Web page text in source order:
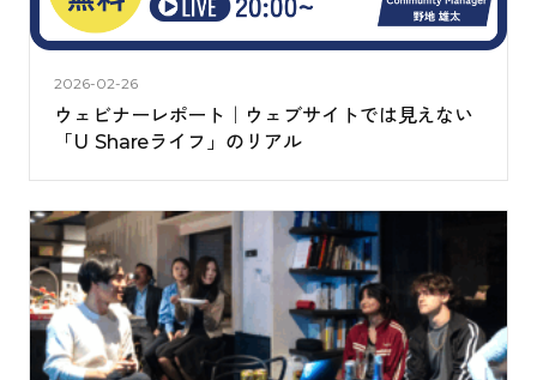
2026-02-26
ウェビナーレポート｜ウェブサイトでは見えない
「U Shareライフ」のリアル